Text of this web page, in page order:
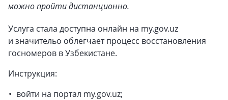
можно пройти дистанционно.
Услуга стала доступна онлайн на my.gov.uz
и значительо облегчает процесс восстановления
госномеров в Узбекистане.
Инструкция:
войти на портал my.gov.uz;